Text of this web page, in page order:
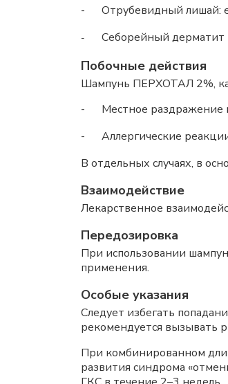
-
Отрубевидный лишай:
- Себорейный дерматит
Побочные действия
Шампунь ПЕРХОТАЛ 2%,
-
Местное раздражение
-
Аллергические
В отдельных случаях, в
Взаимодействие
Лекарственное
Передозировка
При использовании
применения.
Особые указания
Следует избегать
рекомендуется вызывать
При комбинированном
развития синдрома